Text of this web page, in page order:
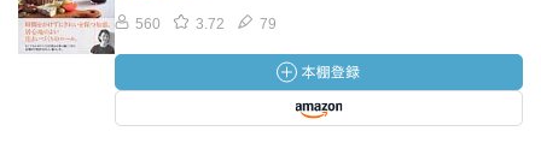
560 3.72 79